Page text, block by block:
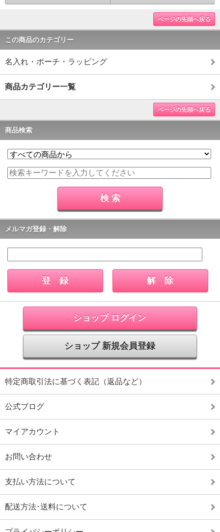
ページの先頭へ戻る
この商品のカテゴリー
名入れ・ポーチ・ラッピング
商品カテゴリー一覧
ページの先頭へ戻る
商品検索
メルマガ登録・解除
ショップ ログイン
ショップ 新規会員登録
特定商取引法に基づく表記（返品など）
公式ブログ
マイアカウント
お問い合わせ
支払い方法について
配送方法･送料について